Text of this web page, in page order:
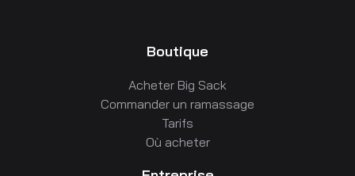
Boutique
Acheter Big Sack
Commander un ramassage
Tarifs
Où acheter